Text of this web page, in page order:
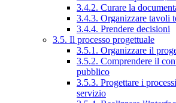
3.4.2. Curare la
3.4.3. Organizzare tavoli
3.4.4. Prendere decisioni
3.5. Il processo progettuale
3.5.1. Organizzare il
3.5.2. Comprendere il
pubblico
3.5.3. Progettare i
servizio